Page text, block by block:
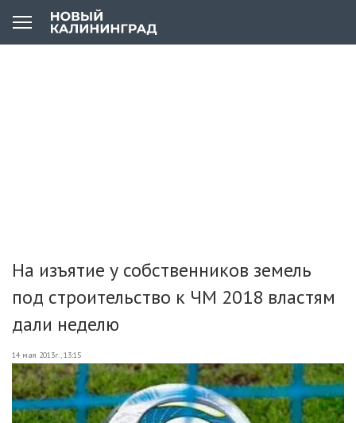
На изъятие у собственников земель
под строительство к ЧМ 2018 властям
дали неделю
14 мая 2013г., 13:15